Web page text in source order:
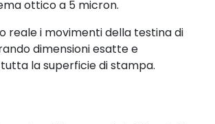
ottico a 5 micron.
reale i movimenti della testina di
dimensioni esatte e
la superficie di stampa.